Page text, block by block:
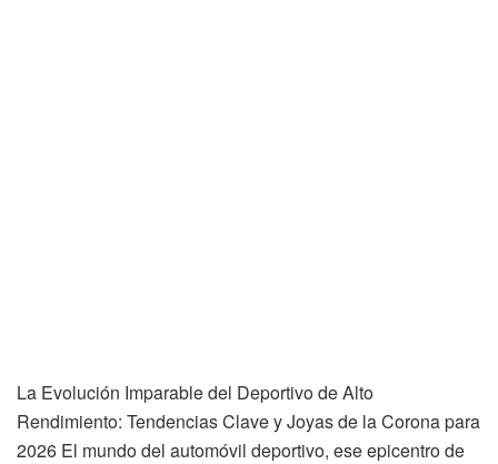
La Evolución Imparable del Deportivo de Alto
Rendimiento: Tendencias Clave y Joyas de la Corona para
2026 El mundo del automóvil deportivo, ese epicentro de